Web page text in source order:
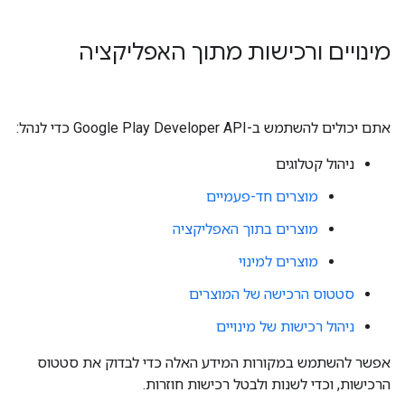
מינויים ורכישות מתוך האפליקציה
אתם יכולים להשתמש ב-Google Play Developer API כדי לנהל:
ניהול קטלוגים
מוצרים חד-פעמיים
מוצרים בתוך האפליקציה
מוצרים למינוי
סטטוס הרכישה של המוצרים
ניהול רכישות של מינויים
אפשר להשתמש במקורות המידע האלה כדי לבדוק את סטטוס
הרכישות, וכדי לשנות ולבטל רכישות חוזרות.